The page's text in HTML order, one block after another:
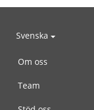
Svenska
Om oss
Team